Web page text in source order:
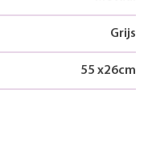
Grijs
55 x26cm